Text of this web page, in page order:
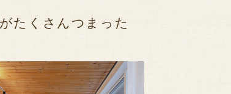
たくさんつまった